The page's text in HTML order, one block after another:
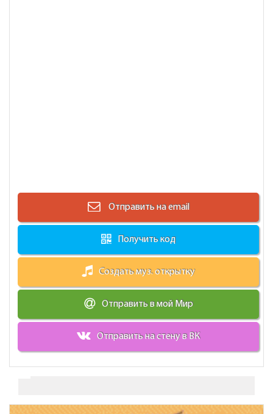
Отправить на email
Получить код
Создать муз. открытку
Отправить в мой Мир
Отправить на стену в ВК